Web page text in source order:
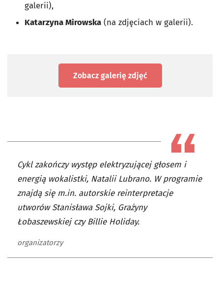
galerii),
Katarzyna Mirowska (na zdjęciach w galerii).
Zobacz galerię zdjęć
Cykl zakończy występ elektryzującej głosem i
energią wokalistki, Natalii Lubrano. W programie
znajdą się m.in. autorskie reinterpretacje
utworów Stanisława Sojki, Grażyny
Łobaszewskiej czy Billie Holiday.
organizatorzy